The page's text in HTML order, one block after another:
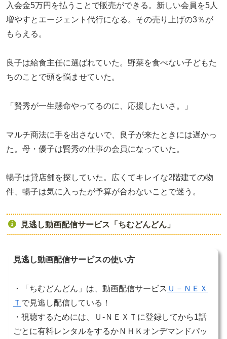
入会金5万円を払うことで販売ができる。新しい会員を5人
増やすとエージェント代行になる。その売り上げの3％が
もらえる。
良子は給食主任に選ばれていた。野菜を食べない子どもた
ちのことで頭を悩ませていた。
「賢秀が一生懸命やってるのに、応援したいさ。」
マルチ商法に手を出さないで、良子が来たときには遅かっ
た。母・優子は賢秀の仕事の会員になっていた。
暢子は貸店舗を探していた。広くてキレイな2階建ての物
件、暢子は気に入ったが予算が合わないことで迷う。
見逃し動画配信サービス「ちむどんどん」
見逃し動画配信サービスの使い方
・「ちむどんどん」は、動画配信サービス Ｕ－ＮＥＸ
Ｔ で見逃し配信している！
・視聴するためには、Ｕ-ＮＥＸＴに登録してから1話
ごとに有料レンタルをするかＮＨＫオンデマンドパッ